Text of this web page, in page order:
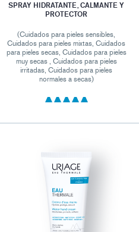
SPRAY HIDRATANTE, CALMANTE Y
PROTECTOR
(Cuidados para pieles sensibles,
Cuidados para pieles mixtas, Cuidados
para pieles secas, Cuidados para pieles
muy secas , Cuidados para pieles
irritadas, Cuidados para pieles
normales a secas)